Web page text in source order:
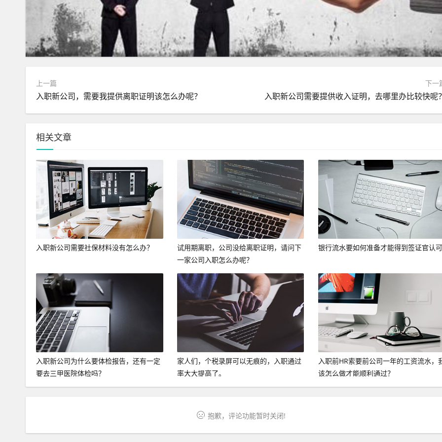
上一篇
入职新公司，需要我提供离职证明该怎么办呢？
下一
入职新公司需要提供收入证明，去哪里办比较快呢
相关文章
入职新公司需要社保材料没有怎么办？
试用期离职，公司没给离职证明，请问下
一家公司入职怎么办呢？
银行流水要如何准备才能得到签证官认可
入职新公司为什么要体检报告，还有一定
要去三甲医院体检吗？
家人们，个税录屏可以无痕的，入职通过
率大大提高了。
入职前HR索要前公司一年的工资流水，
该怎么做才能顺利通过？
抱歉，评论功能暂时关闭!